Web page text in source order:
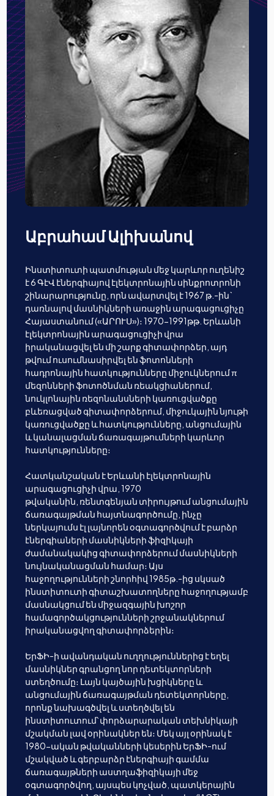
Աբրահամ Ալիխանով
Ինստիտուտի պատմության մեջ կարևոր ուղենիշ
է 6 ԳէՎ էներգիայով էլեկտրոնային սինքրոտրոնի
շինարարությունը, որն ավարտվել է 1967 թ.-ին`
դառնալով մասնիկների առաջին արագացուցիչը
Հայաստանում («ԱՐՈՒՍ»)։ 1970-1991թթ. Երևանի
էլեկտրոնային արագացուցիչի վրա
իրականացվել են մի շարք գիտափորձեր, այդ
թվում ուսումնասիրվել են ֆոտոնների
հադրոնային հատկությունները միջուկներում π
մեզոնների ֆոտոծնման ռեակցիաներում,
նուկլոնային ռեզոնանսների կառուցվածքը
բևեռացված գիտափորձերում, միջուկային նյութի
կառուցվածքը և հատկությունները, անցումային
և կանալացման ճառագայթումների կարևոր
հատկությունները։
Հատկանշական է Երևանի էլեկտրոնային
արագացուցիչի վրա, 1970
թվականին, ռենտգենյան տիրույթում անցումային
ճառագայթման հայտնագործումը, ինչը
ներկայումս էլ լայնորեն օգտագործվում է բարձր
էներգիաների մասնիկների ֆիզիկայի
ժամանակակից գիտափորձերում մասնիկների
նույնականացման համար։ Այս
հաջողությունների շնորհիվ 1985թ.-ից սկսած
ինստիտուտի գիտաշխատողները հաջողությամբ
մասնակցում են միջազգային խոշոր
համագործակցությունների շրջանակներում
իրականացվող գիտափորձերին։
ԵրՖԻ-ի ավանդական ուղղություններից է եղել
մասնիկներ գրանցող նոր դետեկտորների
ստեղծումը։ Լայն կայծային խցիկները և
անցումային ճառագայթման դետեկտորները,
որոնք նախագծվել և ստեղծվել են
ինստիտուտում՝ փորձարարական տեխնիկայի
մշակման լավ օրինակներ են։ Մեկ այլ օրինակ է
1980-ական թվականների կեսերին ԵրՖԻ-ում
մշակված և գերբարձր էներգիայի գամմա
ճառագայթների աստղաֆիզիկայի մեջ
օգտագործվող, այսպես կոչված, պատկերային